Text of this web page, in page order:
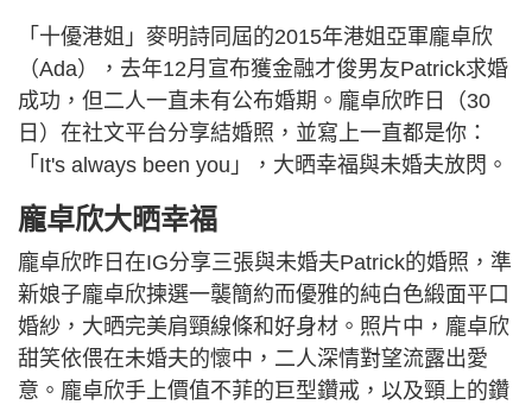
「十優港姐」麥明詩同屆的2015年港姐亞軍龐卓欣
（Ada），去年12月宣布獲金融才俊男友Patrick求婚
成功，但二人一直未有公布婚期。龐卓欣昨日（30
日）在社文平台分享結婚照，並寫上一直都是你：
「It's always been you」，大晒幸福與未婚夫放閃。
龐卓欣大晒幸福
龐卓欣昨日在IG分享三張與未婚夫Patrick的婚照，準
新娘子龐卓欣揀選一襲簡約而優雅的純白色緞面平口
婚紗，大晒完美肩頸線條和好身材。照片中，龐卓欣
甜笑依偎在未婚夫的懷中，二人深情對望流露出愛
意。龐卓欣手上價值不菲的巨型鑽戒，以及頸上的鑽